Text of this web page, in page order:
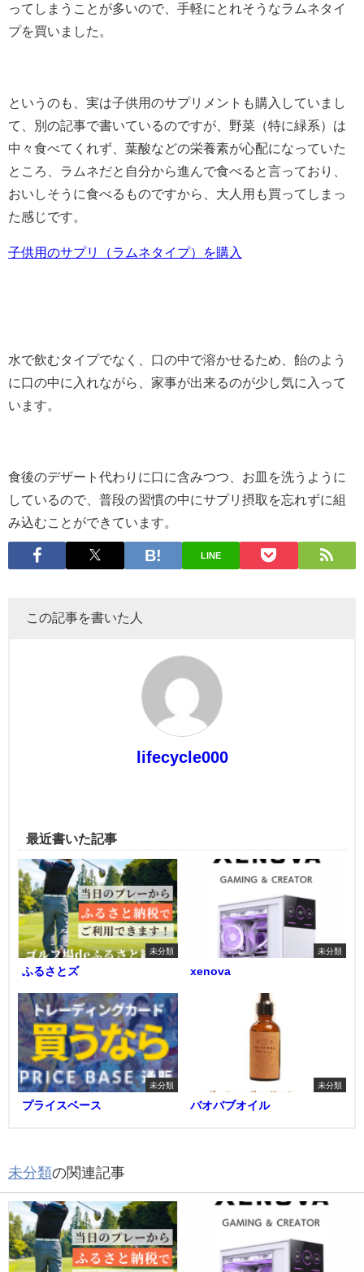
ってしまうことが多いので、手軽にとれそうなラムネタイ
プを買いました。
というのも、実は子供用のサプリメントも購入していまし
て、別の記事で書いているのですが、野菜（特に緑系）は
中々食べてくれず、葉酸などの栄養素が心配になっていた
ところ、ラムネだと自分から進んで食べると言っており、
おいしそうに食べるものですから、大人用も買ってしまっ
た感じです。
子供用のサプリ（ラムネタイプ）を購入
水で飲むタイプでなく、口の中で溶かせるため、飴のよう
に口の中に入れながら、家事が出来るのが少し気に入って
います。
食後のデザート代わりに口に含みつつ、お皿を洗うように
しているので、普段の習慣の中にサプリ摂取を忘れずに組
み込むことができています。
LINE
この記事を書いた人
lifecycle000
最近書いた記事
未分類
ふるさとズ
未分類
xenova
未分類
プライスベース
未分類
バオバブオイル
未分類の関連記事